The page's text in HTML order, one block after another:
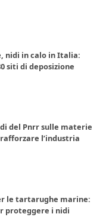
nidi in calo in Italia:
siti di deposizione
del Pnrr sulle materie
l’industria
le tartarughe marine:
proteggere i nidi